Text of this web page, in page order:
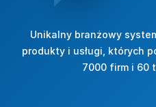
Unikalny branżowy
produkty i usługi, których
7000 firm i 60